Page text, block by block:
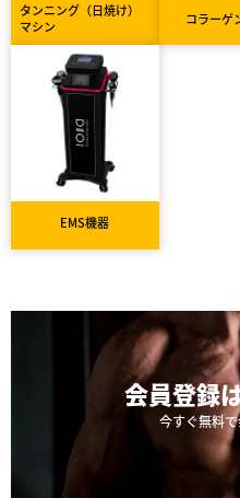
タンニング（日焼け）
マシン
コラーゲ
EMS機器
会員登録
今すぐ無料